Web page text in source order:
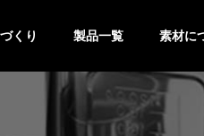
くり 製品一覧
バット
キッチンポット
鍋キッチン小物
素材に
ステンレ
チタン